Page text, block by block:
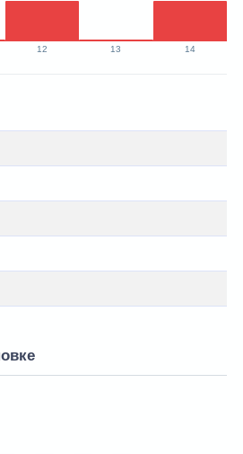
12 13 14
Гродно - остановка ул.